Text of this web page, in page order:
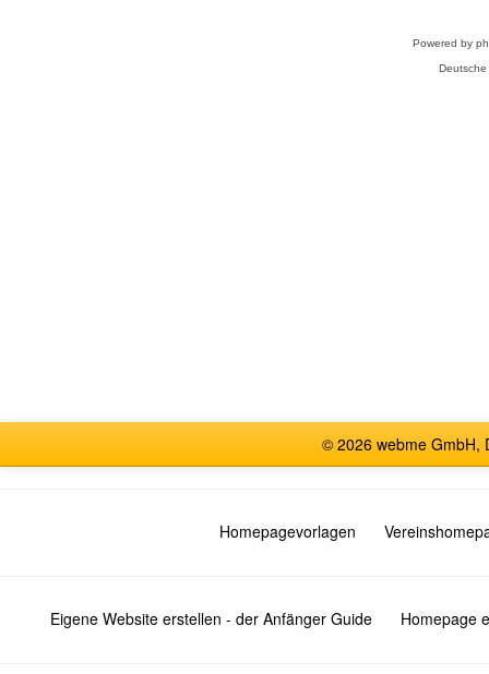
Powered by
© 2026 webme GmbH,
Homepagevorlagen
Eigene Website erstellen - der Anfänger Guide Homepage